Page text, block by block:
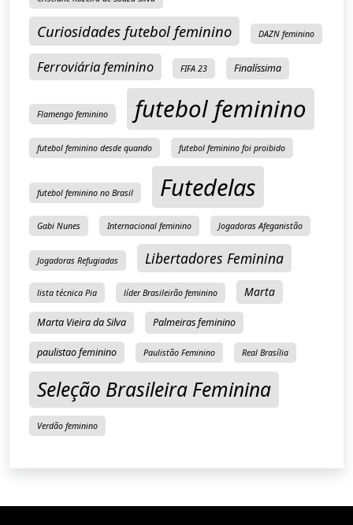
Curiosidades futebol feminino DAZN feminino
Ferroviária feminino FIFA 23 Finalíssima
Flamengo feminino futebol feminino
futebol feminino desde quando futebol feminino foi proibido
futebol feminino no Brasil Futedelas
Gabi Nunes Internacional feminino Jogadoras Afeganistão
Jogadoras Refugiadas Libertadores Feminina
lista técnica Pia líder Brasileirão feminino Marta
Marta Vieira da Silva Palmeiras feminino
paulistao feminino Paulistão Feminino Real Brasília
Seleção Brasileira Feminina
Verdão feminino